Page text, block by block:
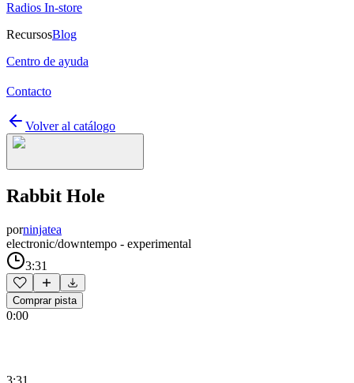
Radios In-store
RecursosBlog
Centro de ayuda
Contacto
Volver al catálogo
Rabbit Hole
porninjatea
electronic/downtempo - experimental
3:31
Comprar pista
0:00
3:31